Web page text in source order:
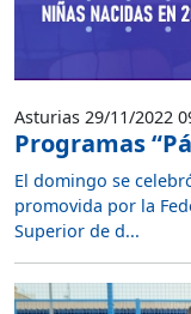
Asturias 29/11/2022
Programas
El domingo se
promovida por la
Superior de d...